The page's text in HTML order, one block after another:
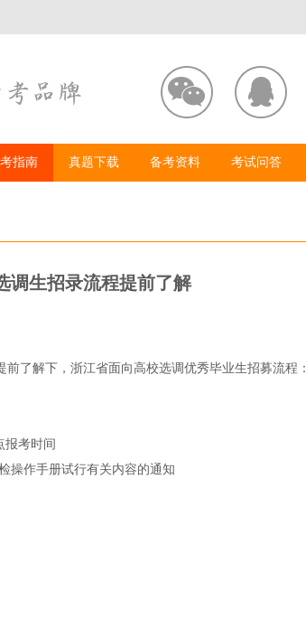
指南 真题下载 备考资料 考试问答
调生招录流程提前了解
了解下，浙江省面向高校选调优秀毕业生招募流程：
报考时间
操作手册试行有关内容的通知